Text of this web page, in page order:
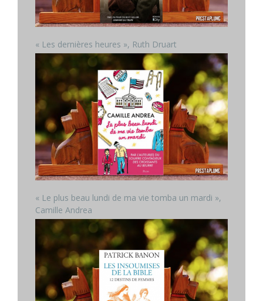
« Les dernières heures », Ruth Druart
« Le plus beau lundi de ma vie tomba un mardi »,
Camille Andrea